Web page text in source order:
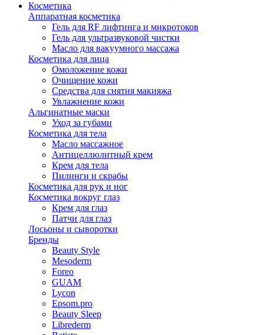
Косметика
Аппаратная косметика
Гель для RF лифтинга и микротоков
Гель для ультразвуковой чистки
Масло для вакуумного массажа
Косметика для лица
Омоложение кожи
Очищение кожи
Средства для снятия макияжа
Увлажнение кожи
Альгинатные маски
Уход за губами
Косметика для тела
Масло массажное
Антицеллюлитный крем
Крем для тела
Пилинги и скрабы
Косметика для рук и ног
Косметика вокруг глаз
Крем для глаз
Патчи для глаз
Лосьоны и сыворотки
Бренды
Beauty Style
Mesoderm
Foreo
GUAM
Lycon
Epsom.pro
Beauty Sleep
Librederm